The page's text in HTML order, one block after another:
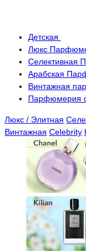
Детская
Люкс
Селективная
Арабская
Винтажная
Парфюмерия
Люкс / Элитная
Винтажная Celebrity